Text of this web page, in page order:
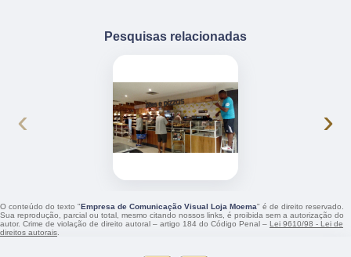
Pesquisas relacionadas
‹ ›
O conteúdo do texto "Empresa de Comunicação Visual Loja Moema" é de direito reservado.
Sua reprodução, parcial ou total, mesmo citando nossos links, é proibida sem a autorização do
autor. Crime de violação de direito autoral – artigo 184 do Código Penal – Lei 9610/98 - Lei de
direitos autorais